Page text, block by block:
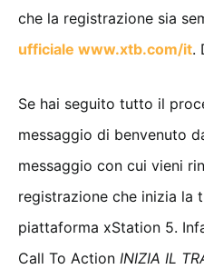
che la registrazione sia
ufficiale www.xtb.com/it.
Se hai seguito tutto il
messaggio di benvenuto
messaggio con cui vieni
registrazione che inizia la
piattaforma xStation 5.
Call To Action INIZIA IL